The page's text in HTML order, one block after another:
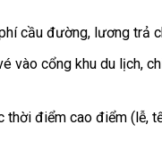
cầu đường, lương trả
vào cổng khu du lịch,
thời điểm cao điểm (lễ,